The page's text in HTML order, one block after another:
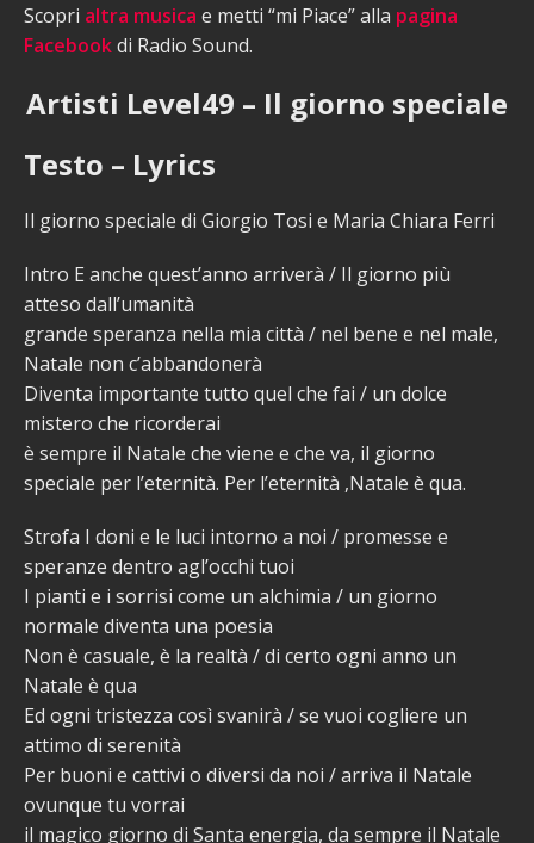
Scopri altra musica e metti “mi Piace” alla pagina
Facebookdi Radio Sound.
Artisti Level49 – Il giorno speciale
Testo – Lyrics
Il giorno speciale di Giorgio Tosi e Maria Chiara Ferri
Intro E anche quest’anno arriverà / Il giorno più
atteso dall’umanità
grande speranza nella mia città / nel bene e nel male,
Natale non c’abbandonerà
Diventa importante tutto quel che fai / un dolce
mistero che ricorderai
è sempre il Natale che viene e che va, il giorno
speciale per l’eternità. Per l’eternità ,Natale è qua.
Strofa I doni e le luci intorno a noi / promesse e
speranze dentro agl’occhi tuoi
I pianti e i sorrisi come un alchimia / un giorno
normale diventa una poesia
Non è casuale, è la realtà / di certo ogni anno un
Natale è qua
Ed ogni tristezza così svanirà / se vuoi cogliere un
attimo di serenità
Per buoni e cattivi o diversi da noi / arriva il Natale
ovunque tu vorrai
il magico giorno di Santa energia, da sempre il Natale